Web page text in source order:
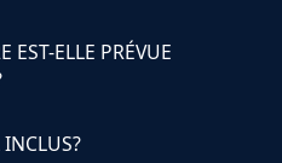
EST-ELLE PRÉVUE
INCLUS?